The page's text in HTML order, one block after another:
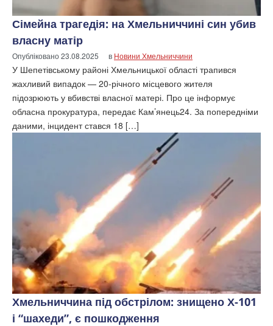
Сімейна трагедія: на Хмельниччині син убив
власну матір
Опубліковано23.08.2025 в Новини Хмельниччини
У Шепетівському районі Хмельницької області трапився
жахливий випадок — 20-річного місцевого жителя
підозрюють у вбивстві власної матері. Про це інформує
обласна прокуратура, передає Кам’янець24. За попередніми
даними, інцидент стався 18 […]
Хмельниччина під обстрілом: знищено Х-101
і “шахеди”, є пошкодження